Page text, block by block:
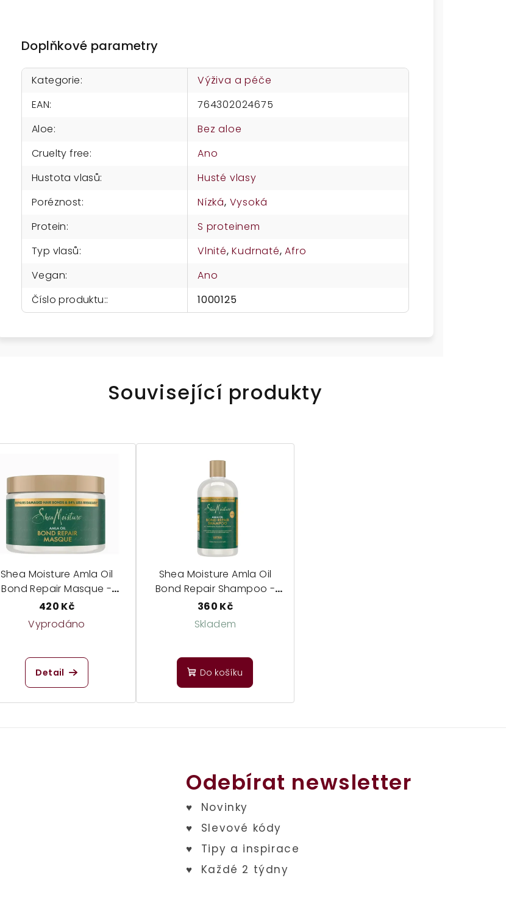
Doplňkové parametry
Kategorie:
Výživa a péče
EAN:
764302024675
Aloe:
Bez aloe
Cruelty free:
Ano
Hustota vlasů:
Husté vlasy
Poréznost: Nízká, Vysoká
Protein:
S proteinem
Typ vlasů: Vlnité,Kudrnaté,Afro
Vegan:
Ano
Číslo produktu:: 1000125
Související produkty
Shea Moisture Amla Oil
Bond Repair Masque -
obnovující maska
420 Kč
Vyprodáno
Detail
Shea Moisture Amla Oil
Bond Repair Shampoo -
obnovující šampon
360 Kč
Skladem
Do košíku
Odebírat newsletter